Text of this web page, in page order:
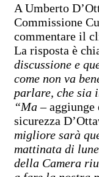
A Umberto
Commissione
commentare il
La risposta è
discussione e
come non va
parlare, che sia
“Ma– aggiunge
sicurezza
migliore sarà
mattinata di
della Camera